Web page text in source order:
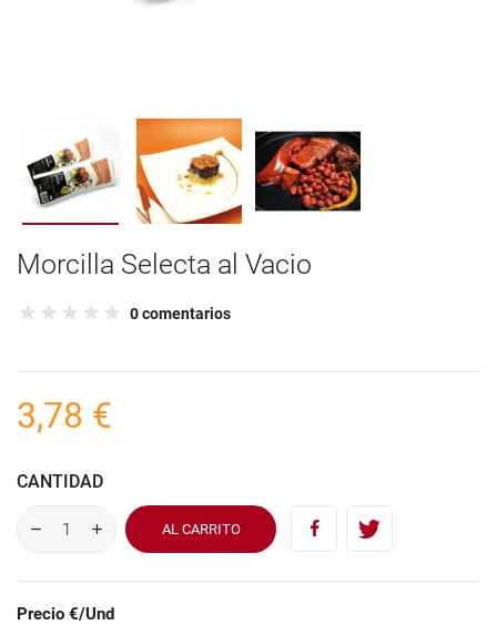
Morcilla Selecta al Vacio
0 comentarios
3,78 €
CANTIDAD
AL CARRITO
Precio €/Und